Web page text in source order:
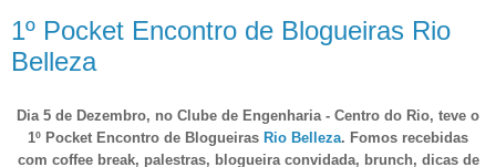
1º Pocket Encontro de Blogueiras Rio
Belleza
Dia 5 de Dezembro, no Clube de Engenharia - Centro do Rio, teve o
1º Pocket Encontro de Blogueiras Rio Belleza. Fomos recebidas
com coffee break, palestras, blogueira convidada, brunch, dicas de